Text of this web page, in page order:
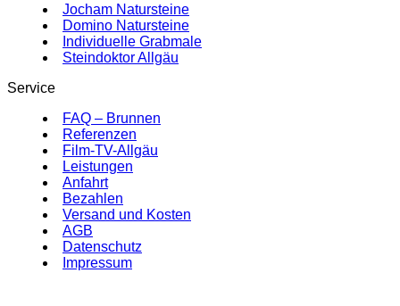
Jocham Natursteine
Domino Natursteine
Individuelle Grabmale
Steindoktor Allgäu
Service
FAQ – Brunnen
Referenzen
Film-TV-Allgäu
Leistungen
Anfahrt
Bezahlen
Versand und Kosten
AGB
Datenschutz
Impressum